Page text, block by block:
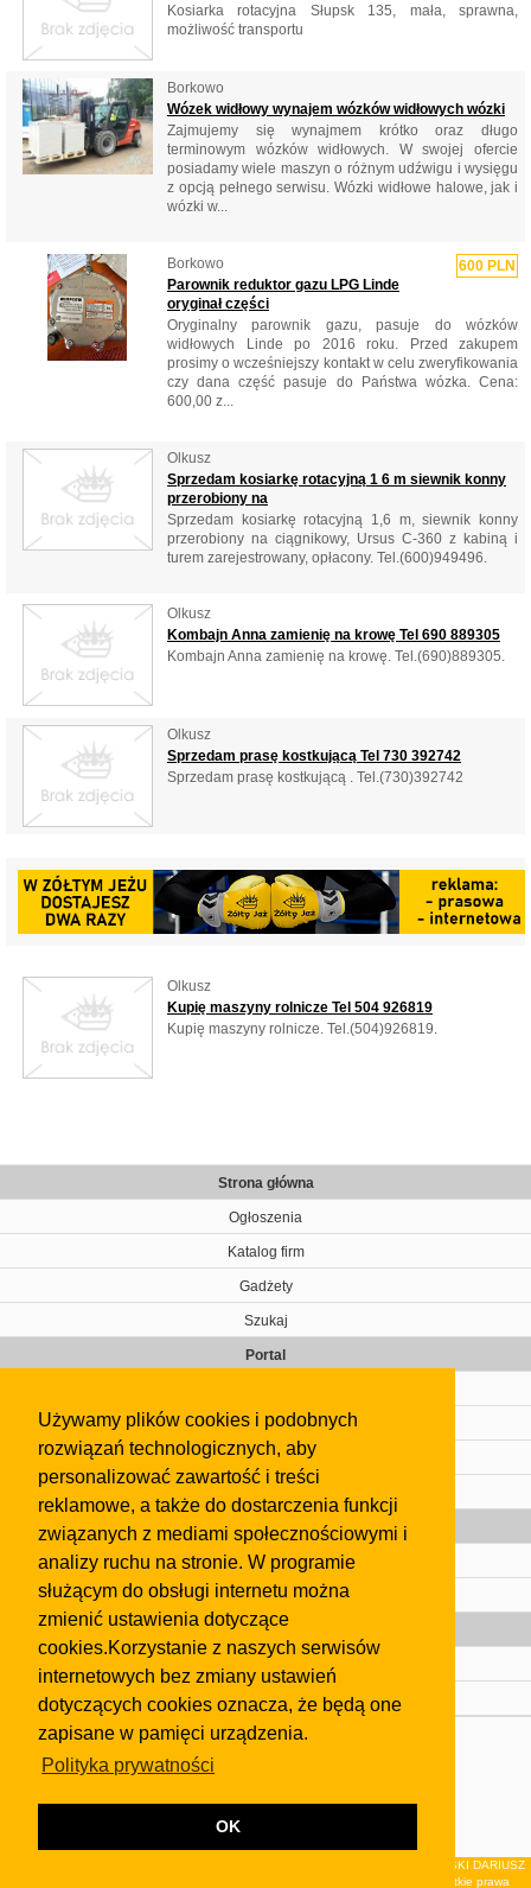
Używamy plików cookies i podobnych
rozwiązań technologicznych, aby
personalizować zawartość i treści
reklamowe, a także do dostarczenia funkcji
związanych z mediami społecznościowymi i
analizy ruchu na stronie. W programie
służącym do obsługi internetu można
zmienić ustawienia dotyczące
cookies.Korzystanie z naszych serwisów
internetowych bez zmiany ustawień
dotyczących cookies oznacza, że będą one
zapisane w pamięci urządzenia.
Polityka prywatności
OK
Kosiarka rotacyjna Słupsk 135, mała, sprawna,
możliwość transportu
Borkowo
Wózek widłowy wynajem wózków widłowych wózki
Zajmujemy się wynajmem krótko oraz długo
terminowym wózków widłowych. W swojej ofercie
posiadamy wiele maszyn o różnym udźwigu i wysięgu
z opcją pełnego serwisu. Wózki widłowe halowe, jak i
wózki w...
600 PLN
Borkowo
Parownik reduktor gazu LPG Linde
oryginał części
Oryginalny parownik gazu, pasuje do wózków
widłowych Linde po 2016 roku. Przed zakupem
prosimy o wcześniejszy kontakt w celu zweryfikowania
czy dana część pasuje do Państwa wózka. Cena:
600,00 z...
Olkusz
Sprzedam kosiarkę rotacyjną 1 6 m siewnik konny
przerobiony na
Sprzedam kosiarkę rotacyjną 1,6 m, siewnik konny
przerobiony na ciągnikowy, Ursus C-360 z kabiną i
turem zarejestrowany, opłacony. Tel.(600)949496.
Olkusz
Kombajn Anna zamienię na krowę Tel 690 889305
Kombajn Anna zamienię na krowę. Tel.(690)889305.
Olkusz
Sprzedam prasę kostkującą Tel 730 392742
Sprzedam prasę kostkującą . Tel.(730)392742
Olkusz
Kupię maszyny rolnicze Tel 504 926819
Kupię maszyny rolnicze. Tel.(504)926819.
Strona główna
Ogłoszenia
Katalog firm
Gadżety
Szukaj
Portal
Kontakt
Regulamin
Gazeta
Olkusz
Kontakt
Strefa dla biznesu
Biura nieruchomości
Dealerzy i autokomisy
Skontaktuj się z nami
regulaminuiPolityki Prywatności.
Klauzula FB
© 2026Wydawnictwo NEON sp. z o.o. (dawniej: FIRMA NEON MAREK KLUCZEWSKI DARIUSZ
KRAWCZYK s.c.) z siedzibą w Olkuszu, ul.Żuradzka 15, 32-300 Olkusz . Wszystkie prawa